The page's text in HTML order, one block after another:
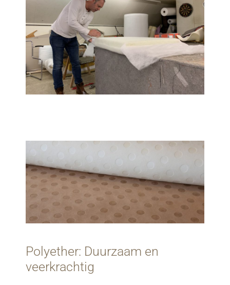
Polyether: Duurzaam en
veerkrachtig